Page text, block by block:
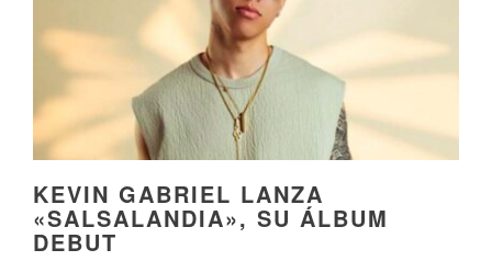
KEVIN GABRIEL LANZA
«SALSALANDIA», SU ÁLBUM
DEBUT